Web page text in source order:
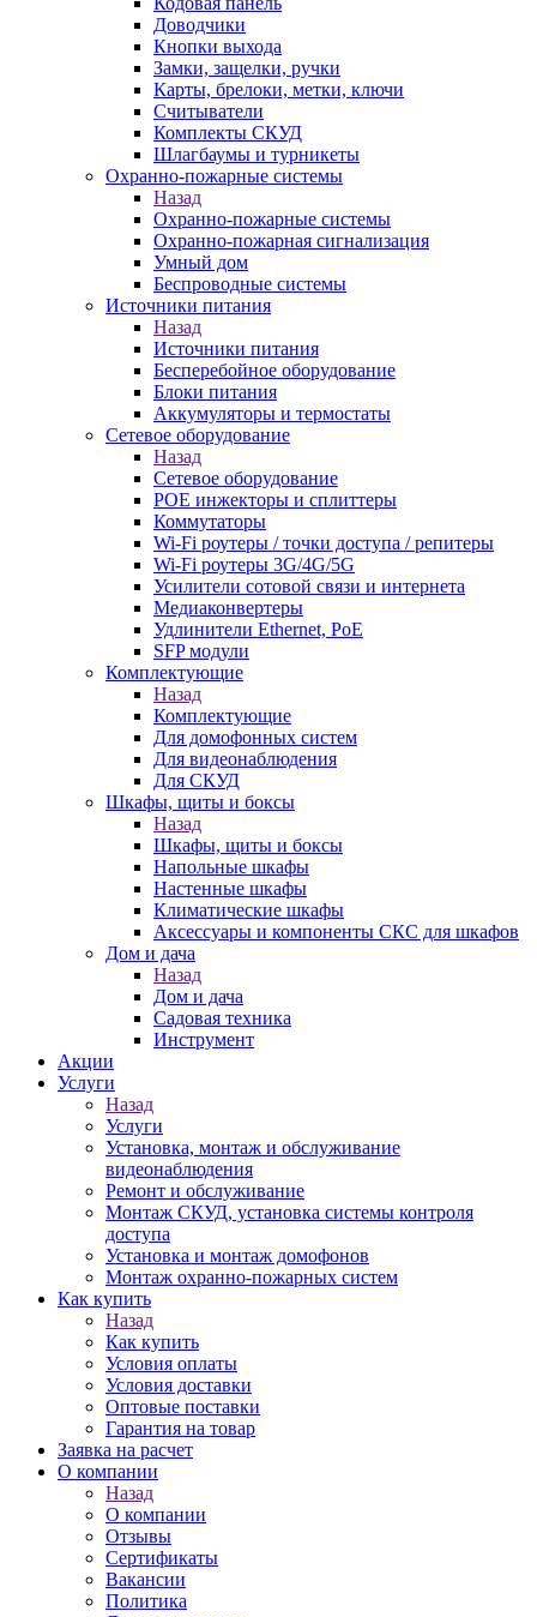
Доводчики
Кнопки выхода
Замки, защелки, ручки
Карты, брелоки, метки, ключи
Считыватели
Комплекты СКУД
Шлагбаумы и турникеты
Охранно-пожарные системы
Назад
Охранно-пожарные системы
Охранно-пожарная сигнализация
Умный дом
Беспроводные системы
Источники питания
Назад
Источники питания
Бесперебойное оборудование
Блоки питания
Аккумуляторы и термостаты
Сетевое оборудование
Назад
Сетевое оборудование
POE инжекторы и сплиттеры
Коммутаторы
Wi-Fi роутеры / точки доступа / репитеры
Wi-Fi роутеры 3G/4G/5G
Усилители сотовой связи и интернета
Медиаконвертеры
Удлинители Ethernet, PoE
SFP модули
Комплектующие
Назад
Комплектующие
Для домофонных систем
Для видеонаблюдения
Для СКУД
Шкафы, щиты и боксы
Назад
Шкафы, щиты и боксы
Напольные шкафы
Настенные шкафы
Климатические шкафы
Аксессуары и компоненты СКС для шкафов
Дом и дача
Назад
Дом и дача
Садовая техника
Инструмент
Акции
Услуги
Назад
Услуги
Установка, монтаж и обслуживание
видеонаблюдения
Ремонт и обслуживание
Монтаж СКУД, установка системы контроля
доступа
Установка и монтаж домофонов
Монтаж охранно-пожарных систем
Как купить
Назад
Как купить
Условия оплаты
Условия доставки
Оптовые поставки
Гарантия на товар
Заявка на расчет
О компании
Назад
О компании
Отзывы
Сертификаты
Вакансии
Политика